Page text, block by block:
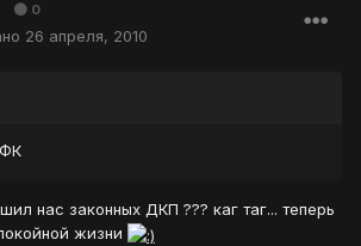
0
26 апреля, 2010
нас законных ДКП ??? каг таг... теперь
жизни